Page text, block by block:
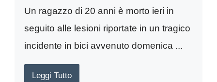
Un ragazzo di 20 anni è morto ieri in
seguito alle lesioni riportate in un tragico
incidente in bici avvenuto domenica ...
Leggi Tutto